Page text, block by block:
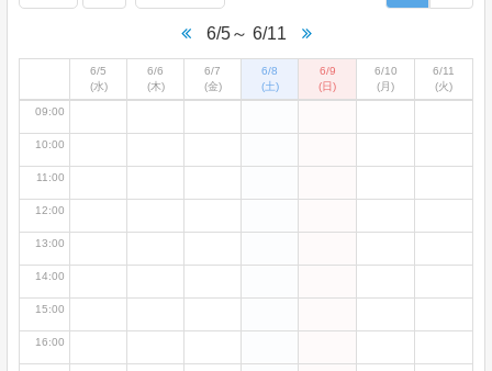
6/5～ 6/11
6/5
(水)
6/6
(木)
6/7
(金)
6/8
(土)
6/9
(日)
6/10
(月)
6/11
(火)
06:00
09:00
10:00
11:00
12:00
13:00
14:00
15:00
16:00